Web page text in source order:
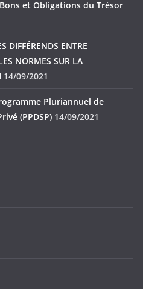
et Obligations du Trésor
DIFFÉRENDS ENTRE
NORMES SUR LA
14/09/2021
Pluriannuel de
(PPDSP) 14/09/2021